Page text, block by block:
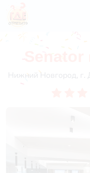
Senator
Нижний Новгород,